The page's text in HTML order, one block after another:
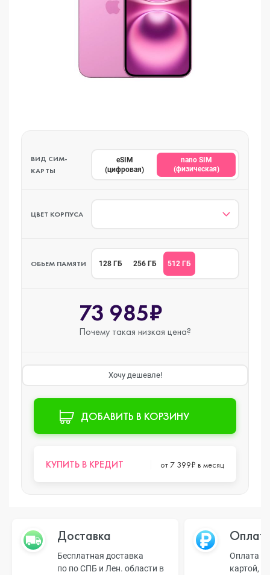
ВИД СИМ-
КАРТЫ
eSIM
(цифровая)
nano SIM
(физическая)
ЦВЕТ КОРПУСА
ОБЬЕМ ПАМЯТИ 128 ГБ 256 ГБ 512 ГБ
73 985₽
Почему такая низкая цена?
Хочу дешевле!
ДОБАВИТЬ В КОРЗИНУ
КУПИТЬ В КРЕДИТ от 7 399₽ в месяц
Доставка
Бесплатная доставка
по по СПБ и Лен. области в
Оплата
картой,